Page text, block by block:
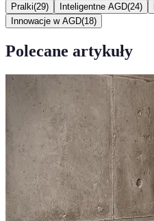
Pralki(29) Inteligentne AGD(24)
Innowacje w AGD(18)
Polecane artykuły